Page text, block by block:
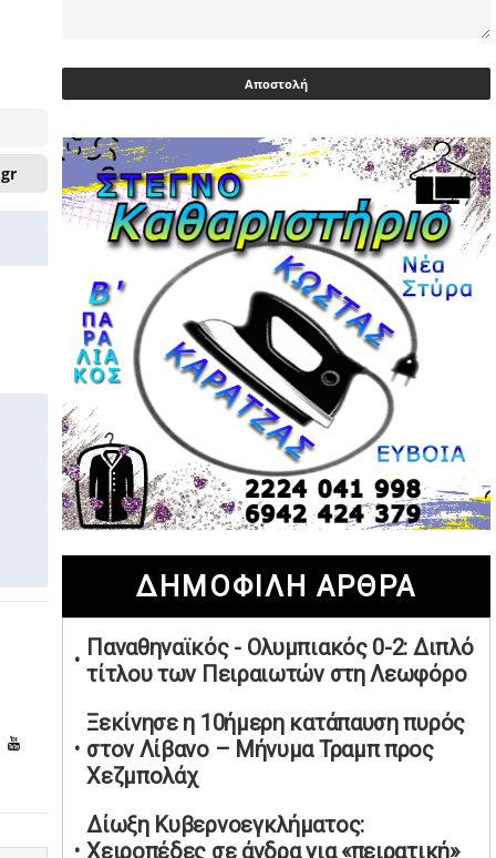
ΠΑΣΟΚ διεκδικεί ρόλο εναλλακτικής
πρότασης εξουσίας
Ακρίβεια: Με λίστα και περιορισμένες
επιλογές οι αγορές των νοικοκυριών
03/05/2026 | 07:59
Υεμένη: Σομαλοί πειρατές στο
πετρελαιοφόρο Eureka
03/05/2026 | 06:40
Αντιδρά μετά από 17 ημέρες νοσηλείας
ο Γιώργος Μυλωνάκης, τον
επισκέφτηκε ο πρωθυπουργός
02/05/2026 | 20:54
Μεντιλίμπαρ: Ξεχωριστό το κλίμα σε
κάθε παιχνίδι ΠΑΟΚ και Ολυμπιακού
02/05/2026 | 20:28
Περιστέρι: Ένταση μεταξύ ανηλίκων
άφησε δύο 15χρονους τραυματίες
Ηνωμένα Αραβικά Εμιράτα: Αίρουν
τους περιορισμούς στον εναέριο χώρο
Η Αθηνά Λινού αφήνει ανοιχτό το
ενδεχόμενο ένταξης στον νέο
02/05/2026 | 17:01
ΔΗΜΟΦΙΛΗ ΑΡΘΡΑ
Παναθηναϊκός - Ολυμπιακός 0-2: Διπλό
τίτλου των Πειραιωτών στη Λεωφόρο
Ξεκίνησε η 10ήμερη κατάπαυση πυρός
στον Λίβανο – Μήνυμα Τραμπ προς
Χεζμπολάχ
Δίωξη Κυβερνοεγκλήματος:
Χειροπέδες σε άνδρα για «πειρατική»